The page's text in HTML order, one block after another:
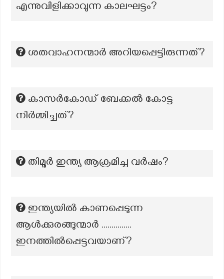
എന്നുവിളിക്കാവുന്ന കാലഘട്ടം?
ശതവാഹനന്മാര്‍ അറിയപ്പെട്ടിരുന്നത്?
കാസർകോഡ്‌ ബേക്കൽ കോട്ട
നിർമ്മിച്ചത്?
തിമൂർ ഇന്ത്യ ആക്രമിച്ച വർഷം?
ഇന്ത്യയിൽ കാണപ്പെടുന്ന
ആൾക്കുരങ്ങുന്മാർ ...............
ഇനത്തിൽപ്പെട്ടവയാണ്?